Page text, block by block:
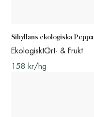
Sibyllans ekologiska
EkologisktÖrt- & Frukt
158 kr/hg